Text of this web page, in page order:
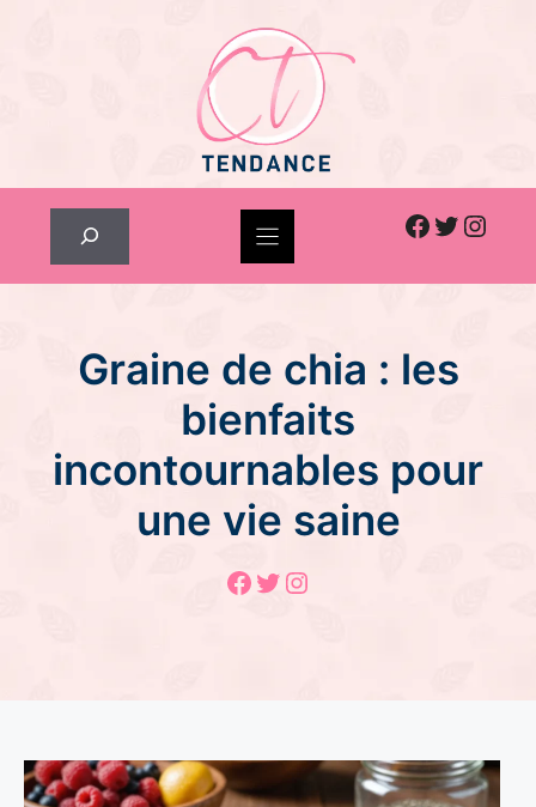
Facebook
Twitter
Graine de chia : les
bienfaits
incontournables pour
une vie saine
Facebook
Twitter
Instagram